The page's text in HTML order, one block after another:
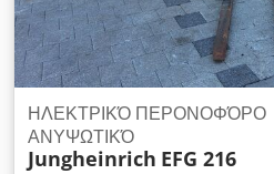
ΗΛΕΚΤΡΙΚΌ ΠΕΡΟΝΟΦΌΡΟ
ΑΝΥΨΩΤΙΚΌ
Jungheinrich EFG 216